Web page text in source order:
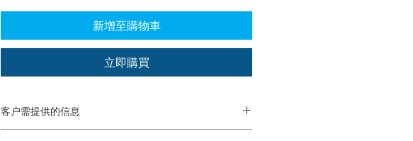
新增至購物車
立即購買
客户需提供的信息